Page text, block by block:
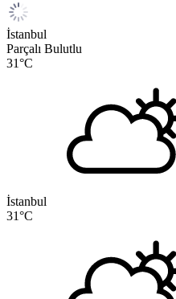
İstanbul
Parçalı Bulutlu
31°C
İstanbul
31°C